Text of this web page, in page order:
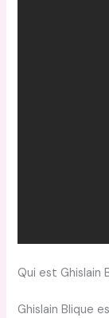
Qui est Ghislain
Ghislain Blique